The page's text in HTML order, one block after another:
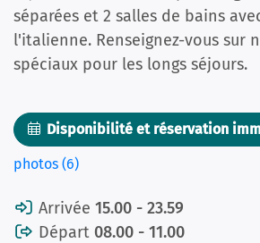
séparées et 2 salles de bains
l'italienne. Renseignez-vous sur
spéciaux pour les longs séjours.
Disponibilité et réservation
photos (6)
Arrivée 15.00 - 23.59
Départ 08.00 - 11.00